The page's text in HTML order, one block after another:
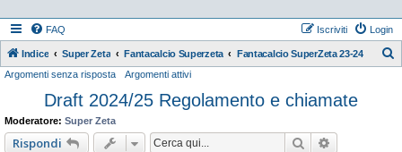
FAQ Login
Iscriviti
Indice Super Zeta Fantacalcio Superzeta Fantacalcio SuperZeta 23-24
Argomenti senza risposta Argomenti attivi
Draft 2024/25 Regolamento e chiamate
Moderatore: Super Zeta
Rispondi Cerca